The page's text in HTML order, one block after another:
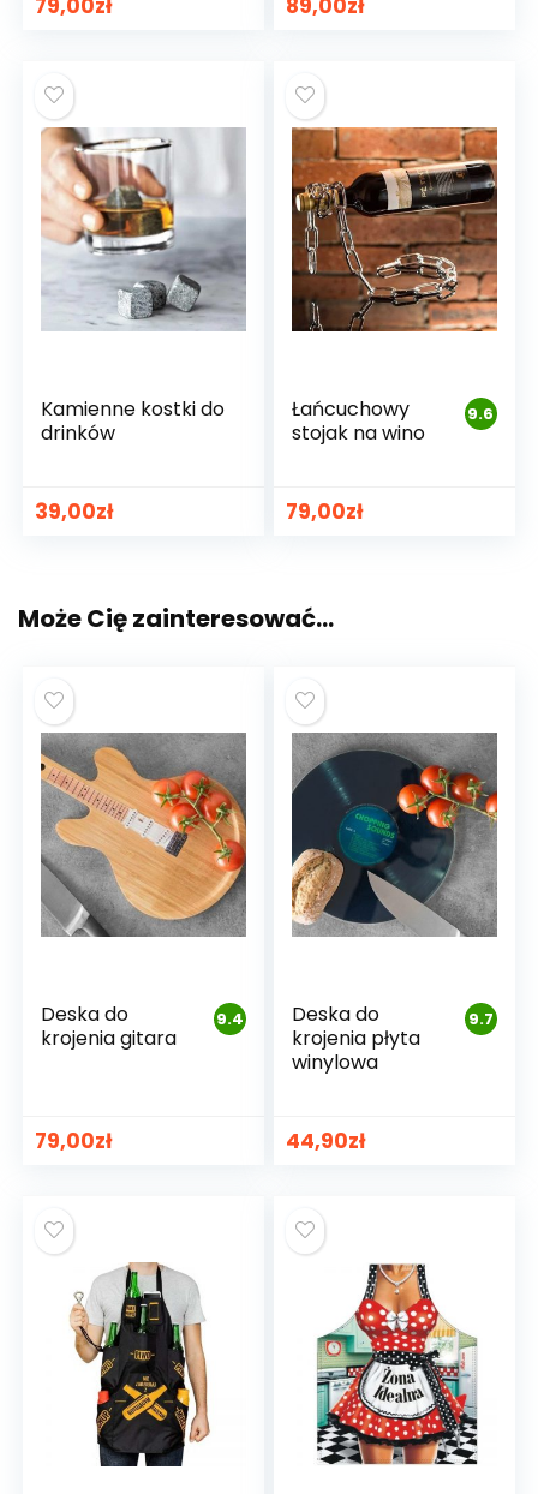
79,00zł 89,00zł
Kamienne kostki do
drinków
39,00zł
9.6
Łańcuchowy
stojak na wino
79,00zł
Może Cię zainteresować…
9.4
Deska do
krojenia gitara
79,00zł
9.7
Deska do
krojenia płyta
winylowa
44,90zł